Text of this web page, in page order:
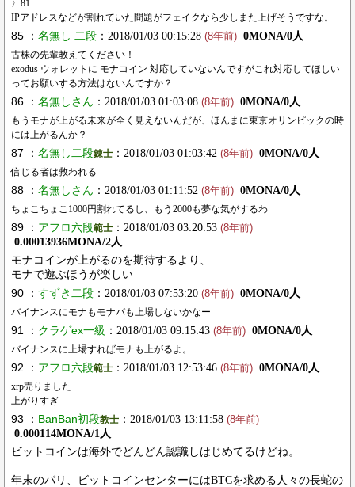
〉81
IPアドレスなどが割れていた問題がフェイクなら少しまた上げそうですな。
85 ： 名無し 二段 ：2018/01/03 00:15:28 (8年前) 0MONA/0人
古株の先輩教えてください！
exodus ウォレットに モナコイン 対応していないんですがこれ対応してほしい
ってお願いする方法はないんですか？
86 ： 名無しさん ：2018/01/03 01:03:08 (8年前) 0MONA/0人
もうモナが上がる未来が全く見えないんだが、ほんまに東京オリンピックの時
には上がるんか？
87 ： 名無し二段錬士 ：2018/01/03 01:03:42 (8年前) 0MONA/0人
信じる者は救われる
88 ： 名無しさん ：2018/01/03 01:11:52 (8年前) 0MONA/0人
ちょこちょこ1000円割れてるし、もう2000も夢な気がするわ
89 ： アフロ六段範士 ：2018/01/03 03:20:53 (8年前)
0.00013936MONA/2人
モナコインが上がるのを期待するより、
モナで遊ぶほうが楽しい
90 ： すずき二段 ：2018/01/03 07:53:20 (8年前) 0MONA/0人
バイナンスにモナもモナパも上場しないかなー
91 ： クラゲex一級 ：2018/01/03 09:15:43 (8年前) 0MONA/0人
バイナンスに上場すればモナも上がるよ。
92 ： アフロ六段範士 ：2018/01/03 12:53:46 (8年前) 0MONA/0人
xrp売りました
上がりすぎ
93 ： BanBan初段教士 ：2018/01/03 13:11:58 (8年前)
0.000114MONA/1人
ビットコインは海外でどんどん認識しはじめてるけどね。
年末のパリ、ビットコインセンターにはBTCを求める人々の長蛇の